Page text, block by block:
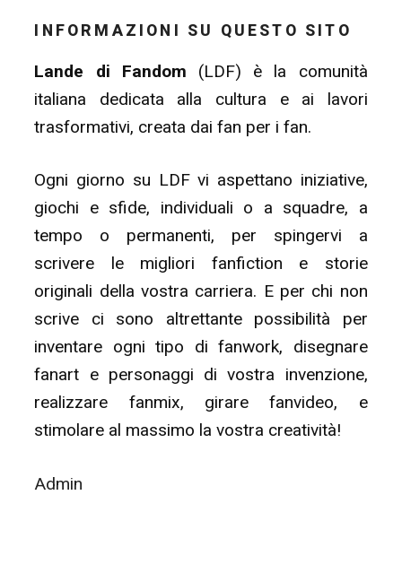
INFORMAZIONI SU QUESTO SITO
Lande di Fandom (LDF) è la comunità
italiana dedicata alla cultura e ai lavori
trasformativi, creata dai fan per i fan.
Ogni giorno su LDF vi aspettano iniziative,
giochi e sfide, individuali o a squadre, a
tempo o permanenti, per spingervi a
scrivere le migliori fanfiction e storie
originali della vostra carriera. E per chi non
scrive ci sono altrettante possibilità per
inventare ogni tipo di fanwork, disegnare
fanart e personaggi di vostra invenzione,
realizzare fanmix, girare fanvideo, e
stimolare al massimo la vostra creatività!
Admin